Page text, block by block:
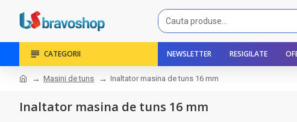
CATEGORII NEWSLETTER RESIGILATE
Masini de tuns Inaltator masina de tuns 16 mm
Inaltator masina de tuns 16 mm